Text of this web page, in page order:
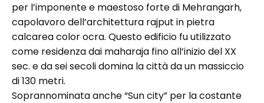
per l’imponente e maestoso forte di Mehrangarh,
capolavoro dell’architettura rajput in pietra
calcarea color ocra. Questo edificio fu utilizzato
come residenza dai maharaja fino all’inizio del XX
sec. e da sei secoli domina la città da un massiccio
di 130 metri.
Soprannominata anche “Sun city” per la costante